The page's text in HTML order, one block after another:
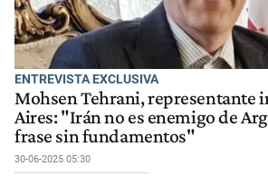
ENTREVISTA EXCLUSIVA
Mohsen Tehrani, representante
Aires: "Irán no es enemigo de
frase sin fundamentos"
30-06-2025 05:30